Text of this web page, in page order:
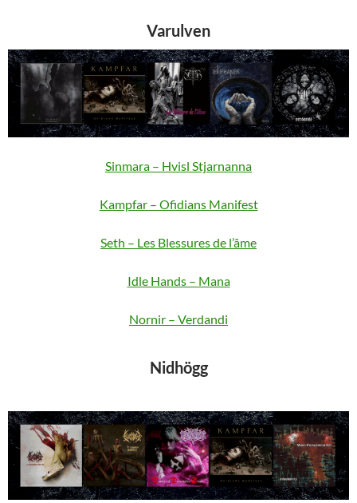
Varulven
Sinmara – Hvisl Stjarnanna
Kampfar – Ofidians Manifest
Seth – Les Blessures de l’âme
Idle Hands – Mana
Nornir – Verdandi
Nidhögg